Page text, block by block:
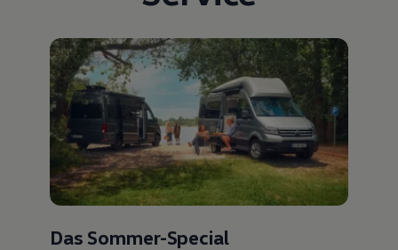
Das Sommer-Special